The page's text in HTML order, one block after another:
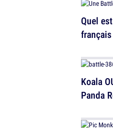
Quel
Koala
Panda